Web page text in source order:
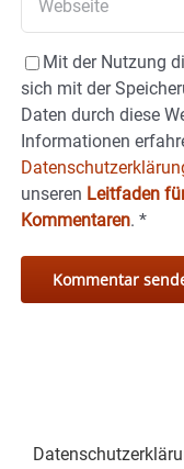
Mit der Nutzung
sich mit der
Daten durch diese
Informationen
unseren Leitfaden
Kommentaren. *